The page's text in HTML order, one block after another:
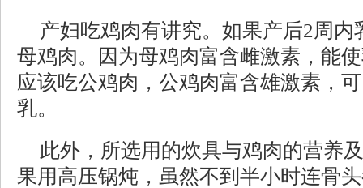
产妇吃鸡肉有讲究。如果产后2周
母鸡肉。因为母鸡肉富含雌激素，能
应该吃公鸡肉，公鸡肉富含雄激素，
乳。
此外，所选用的炊具与鸡肉的营养
果用高压锅炖，虽然不到半小时连骨